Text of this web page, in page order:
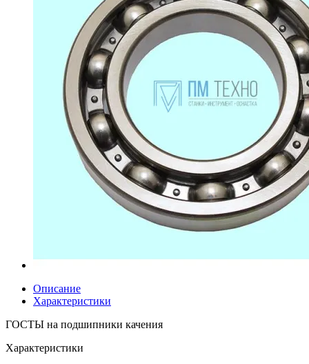
Описание
Характеристики
ГОСТЫ на подшипники качения
Характеристики